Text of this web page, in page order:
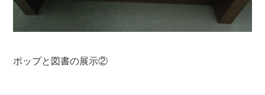
ポップと図書の展示②